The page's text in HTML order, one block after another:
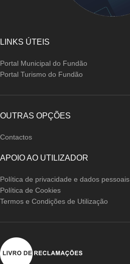
LINKS ÚTEIS
Portal Municipal do Fundão
Portal Turismo do Fundão
OUTRAS OPÇÕES
Contactos
APOIO AO UTILIZADOR
Política de privacidade e dados pessoais
Política de Cookies
Termos e Condições de Utilização